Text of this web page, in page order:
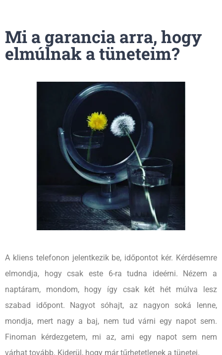
Mi a garancia arra, hogy
elmúlnak a tüneteim?
A kliens telefonon jelentkezik be, időpontot kér. Kérdésemre
elmondja, hogy csak este 6-ra tudna ideérni. Nézem a
naptáram, mondom, hogy így csak két hét múlva lesz
szabad időpont. Nagyot sóhajt, az nagyon soká lenne,
mondja, mert nagy a baj, nem tud várni egy napot sem.
Finoman kérdezgetem, mi az, ami egy napot sem nem
várhat tovább. Kiderül, hogy már tűrhetetlenek a tünetei.